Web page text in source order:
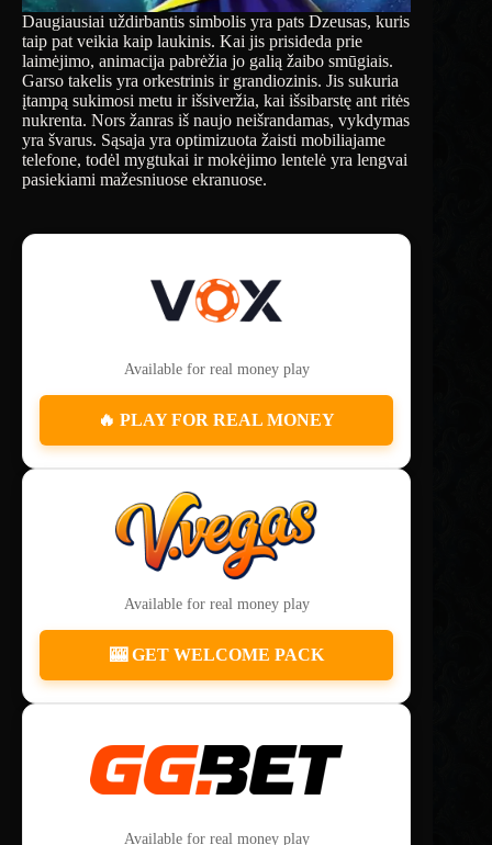
Daugiausiai uždirbantis simbolis yra pats Dzeusas, kuris
taip pat veikia kaip laukinis. Kai jis prisideda prie
laimėjimo, animacija pabrėžia jo galią žaibo smūgiais.
Garso takelis yra orkestrinis ir grandiozinis. Jis sukuria
įtampą sukimosi metu ir išsiveržia, kai išsibarstę ant ritės
nukrenta. Nors žanras iš naujo neišrandamas, vykdymas
yra švarus. Sąsaja yra optimizuota žaisti mobiliajame
telefone, todėl mygtukai ir mokėjimo lentelė yra lengvai
pasiekiami mažesniuose ekranuose.
Available for real money play
🔥 PLAY FOR REAL MONEY
Available for real money play
🎰 GET WELCOME PACK
Available for real money play